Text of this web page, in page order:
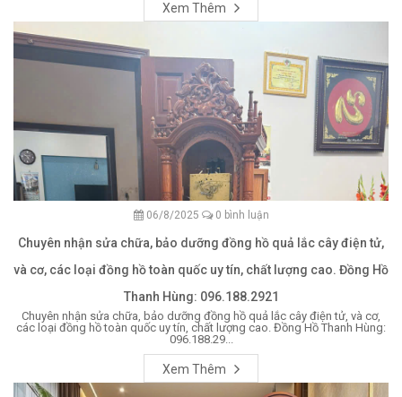
Xem Thêm
06/8/2025 0 bình luận
Chuyên nhận sửa chữa, bảo dưỡng đồng hồ quả lắc cây điện tử,
và cơ, các loại đồng hồ toàn quốc uy tín, chất lượng cao. Đồng Hồ
Thanh Hùng: 096.188.2921
Chuyên nhận sửa chữa, bảo dưỡng đồng hồ quả lắc cây điện tử, và cơ,
các loại đồng hồ toàn quốc uy tín, chất lượng cao. Đồng Hồ Thanh Hùng:
096.188.29...
Xem Thêm